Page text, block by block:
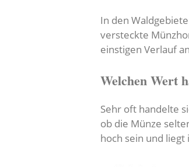
In den
versteckte
einstigen Verlauf
Welchen Wert
Sehr oft handelte
ob die Münze
hoch sein und